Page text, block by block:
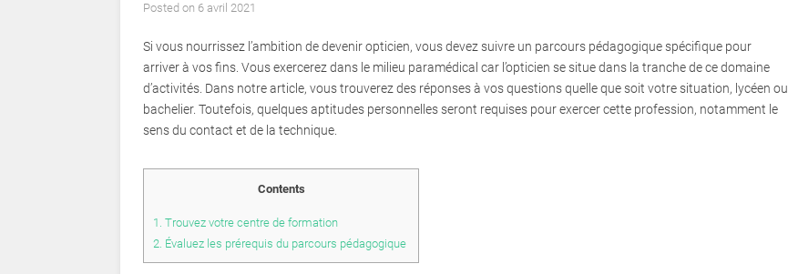
Posted on 6 avril 2021
Si vous nourrissez l’ambition de devenir opticien, vous devez suivre un parcours pédagogique spécifique pour
arriver à vos fins. Vous exercerez dans le milieu paramédical car l’opticien se situe dans la tranche de ce domaine
d’activités. Dans notre article, vous trouverez des réponses à vos questions quelle que soit votre situation, lycéen ou
bachelier. Toutefois, quelques aptitudes personnelles seront requises pour exercer cette profession, notamment le
sens du contact et de la technique.
Contents
1. Trouvez votre centre de formation
2. Évaluez les prérequis du parcours pédagogique